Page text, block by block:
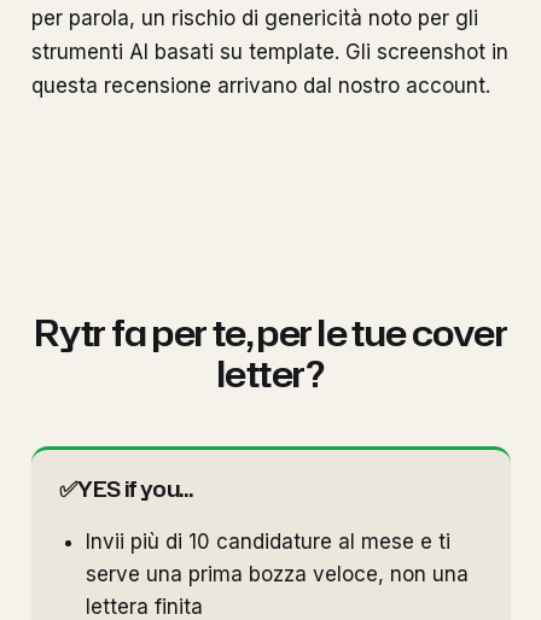
per parola, un rischio di genericità noto per gli
strumenti AI basati su template. Gli screenshot in
questa recensione arrivano dal nostro account.
Rytr fa per te, per le tue cover
letter?
✅YES if you...
Invii più di 10 candidature al mese e ti
serve una prima bozza veloce, non una
lettera finita